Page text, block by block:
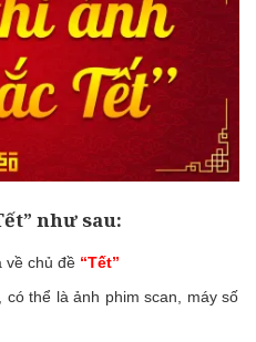
như sau:
về chủ đề “Tết”
thể là ảnh phim scan, máy số